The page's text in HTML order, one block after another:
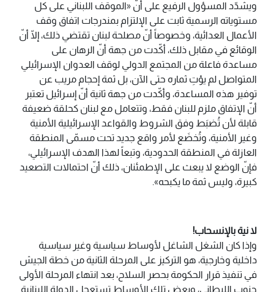
ويشدّد المسؤول الرفيع على أنّ «الموقف اللبناني على كل
مستوياته الرسمية ثابت على الإلتزام بمندرجات اتفاق وقف
الأعمال العدائية، وخصوصاً أنّ مصلحة لبنان تقتضي ذلك، إلّا أنّ
الوقائع في مقابل ذلك، أكّدت من جهة أنّ الرهان على
مساعدة فاعلة من المجتمع الدولي لوقف العدوان الإسرائيلي
المتواصل لم يؤتِ ثماره حتى الآن، بل ثمة إحجام مريب عن
توفير هذه المساعدة، وأكّدت من جهة ثانية أنّ إسرائيل تعتبر
أنّ الإتفاق ملزم للبنان فقط، وتتعامل مع لبنان كحلقة ضعيفة
قابلة لأن تُضبَط وفق الشروط والقواعد الإسرائيلية الأمنية
وغير الأمنية، وتُخضَع لأمر واقع جديد تحت مسمّى المنطقة
العازلة في المنطقة الحدودية، وتبعاً لهذا الهدف الإسرائيلي،
فإنّ الوضع لا يبعث على الإطمئنان، ذلك أنّ احتمالات التصعيد
كبيرة، وليس ثمة ما يكبحه».
لا نية بالإنسحاب!
وإذا كان الشغل الشاغل لأوساط سياسية وغير سياسية
داخلية وخارجية، هو التركيز على المرحلة الثانية من خطة الجيش
في تنفيذ قرار الحكومة بحصر السلاح، بعد انتهاء المرحلة الأولى
جنوب الليطاني، وبعض تلك الأوساط تستعجل الدولة اللبنانية